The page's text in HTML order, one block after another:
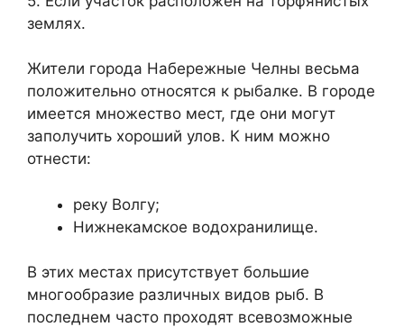
землях.
Жители города Набережные Челны весьма
положительно относятся к рыбалке. В городе
имеется множество мест, где они могут
заполучить хороший улов. К ним можно
отнести:
реку Волгу;
Нижнекамское водохранилище.
В этих местах присутствует большие
многообразие различных видов рыб. В
последнем часто проходят всевозможные